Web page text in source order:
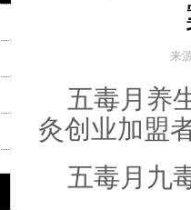
来
五毒月养
灸创业加盟
五毒月九